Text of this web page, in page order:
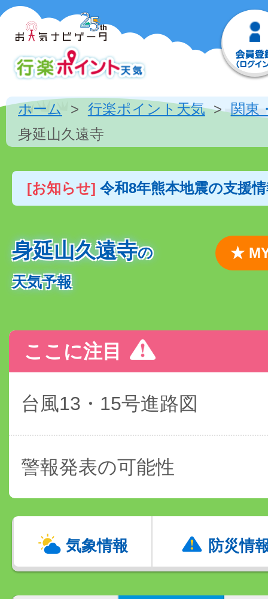
ホーム 行楽ポイント天気
関東
身延山久遠寺
[お知らせ] 令和8年熊本地震の支援
身延山久遠寺の
天気予報
★
ここに注目
台風13・15号進路図
警報発表の可能性
気象情報 防災情